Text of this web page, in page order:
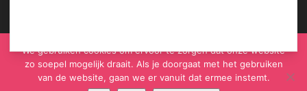
We gebruiken cookies om ervoor te zorgen dat onze website
zo soepel mogelijk draait. Als je doorgaat met het gebruiken
van de website, gaan we er vanuit dat ermee instemt.